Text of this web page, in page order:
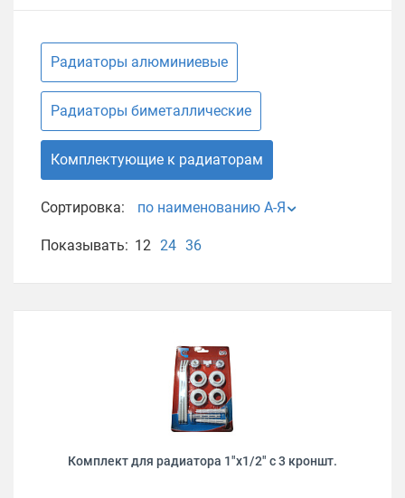
Радиаторы алюминиевые
Радиаторы биметаллические
Комплектующие к радиаторам
Сортировка: по наименованию А-Я
Показывать: 12 24 36
Комплект для радиатора 1"х1/2" с 3 кроншт.